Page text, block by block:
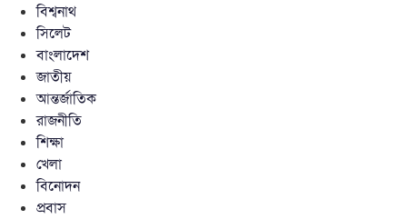
বিশ্বনাথ
সিলেট
বাংলাদেশ
জাতীয়
আন্তর্জাতিক
রাজনীতি
শিক্ষা
খেলা
বিনোদন
প্রবাস